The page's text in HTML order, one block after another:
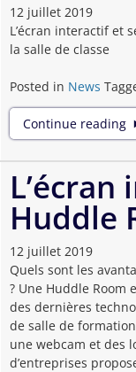
12 juillet 2019
L’écran interactif et
la salle de classe
Posted in News
Continue reading
Huddle
12 juillet 2019
Quels sont les
? Une Huddle Room
des dernières
de salle de
une webcam et des
d’entreprises